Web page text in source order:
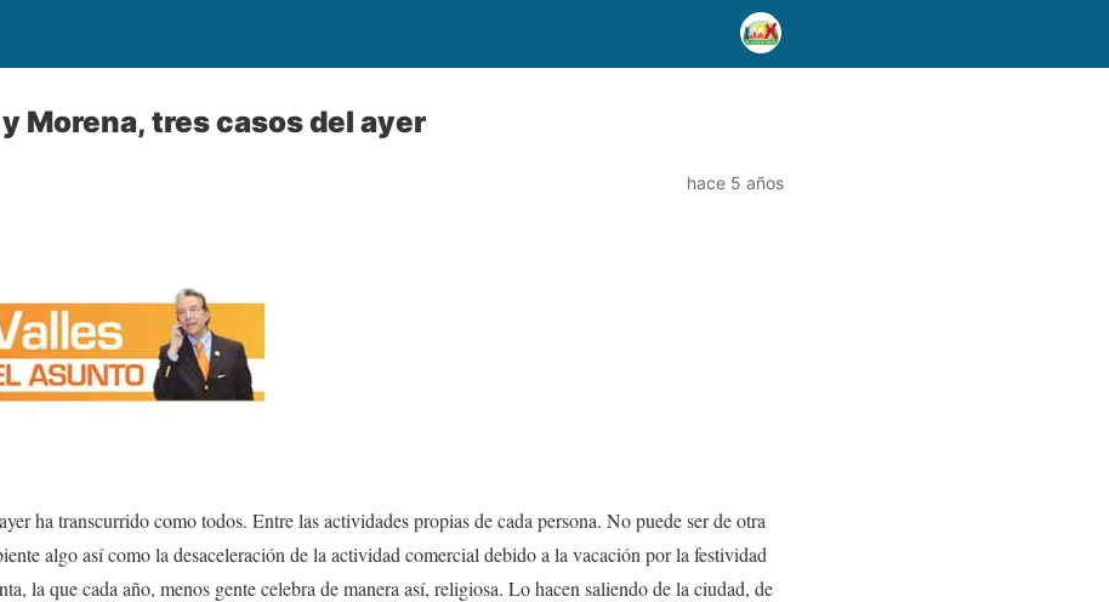
Morena, tres casos del ayer
hace 5 años
ha transcurrido como todos. Entre las actividades propias de cada persona. No puede ser de otra
algo así como la desaceleración de la actividad comercial debido a la vacación por la festividad
la que cada año, menos gente celebra de manera así, religiosa. Lo hacen saliendo de la ciudad, de